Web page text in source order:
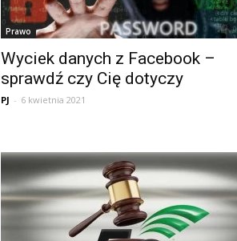
Prawo
Wyciek danych z Facebook –
sprawdź czy Cię dotyczy
PJ - 6 kwietnia 2021